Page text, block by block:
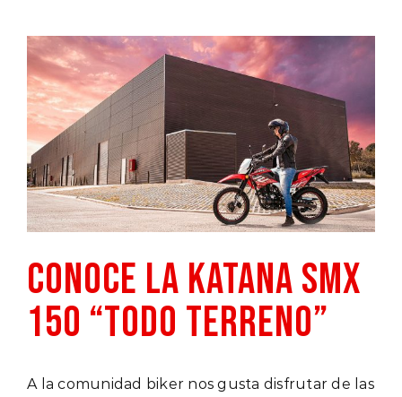
Ver
imagen
más
grande
CONOCE LA KATANA SMX
150 “TODO TERRENO”
A la comunidad biker nos gusta disfrutar de las